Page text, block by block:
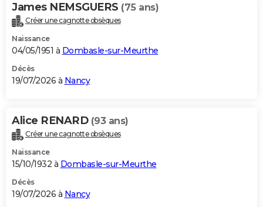
James NEMSGUERS (75 ans)
Créer une cagnotte obsèques
Naissance
04/05/1951 à Dombasle-sur-Meurthe
Décès
19/07/2026 à Nancy
Alice RENARD (93 ans)
Créer une cagnotte obsèques
Naissance
15/10/1932 à Dombasle-sur-Meurthe
Décès
19/07/2026 à Nancy